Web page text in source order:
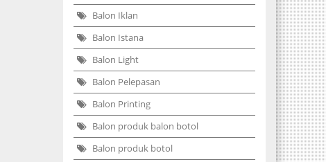
Balon Iklan
Balon Istana
Balon Light
Balon Pelepasan
Balon Printing
Balon produk balon botol
Balon produk botol